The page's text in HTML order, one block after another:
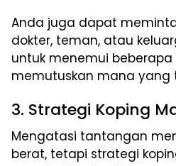
Anda juga dapat
dokter, teman, atau
untuk menemui
memutuskan mana yang
3. Strategi Koping
Mengatasi tantangan
berat, tetapi strategi